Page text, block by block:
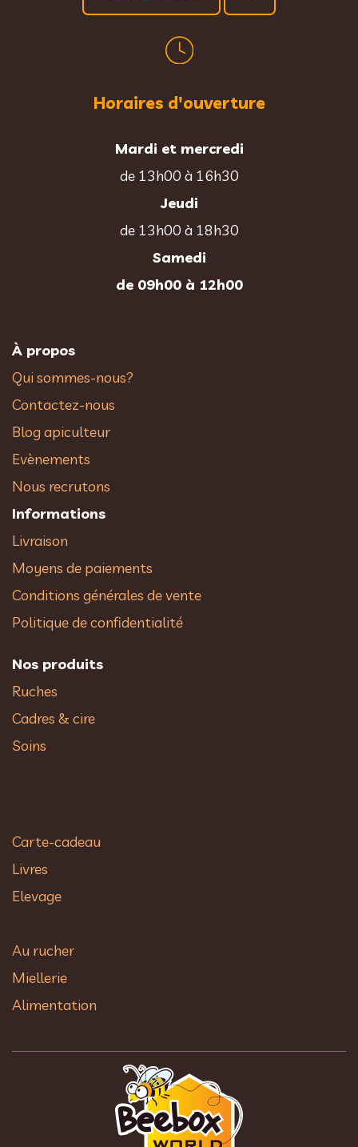
Horaires d'ouverture
Mardi et mercredi
de 13h00 à 16h30
Jeudi
de 13h00 à 18h30
Samedi
de 09h00 à 12h00
À propos
Qui sommes-nous?
Contactez-nous
Blog apiculteur
Evènements
Nous recrutons
Informations
Livraison
Moyens de paiements
Conditions générales de vente
Politique de confidentialité
Nos produits
Ruches
Cadres & cire
Soins
Carte-cadeau
Livres
Elevage
Au rucher​
Miellerie
Alimentation